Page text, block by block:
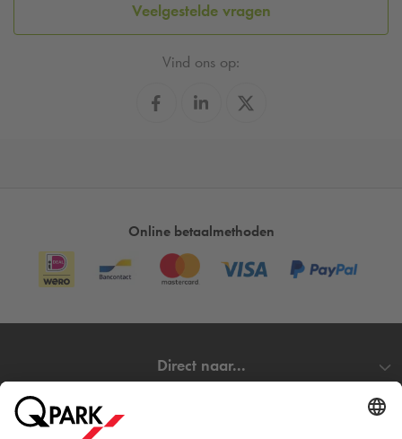
Veelgestelde vragen
Vind ons op:
Online betaalmethoden
Direct naar...